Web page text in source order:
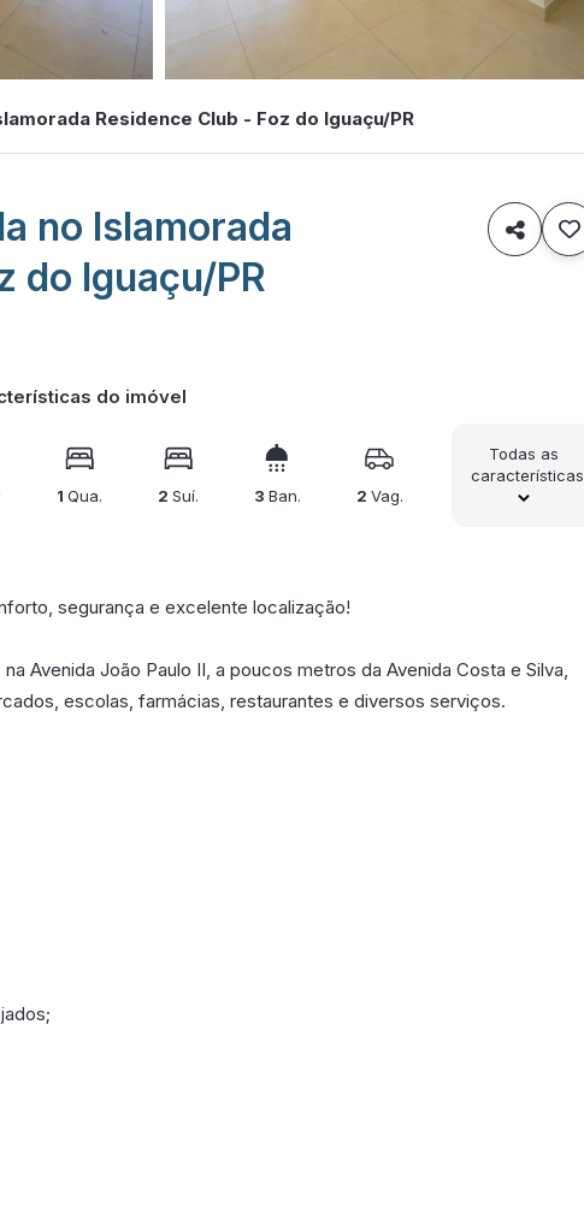
Residence Club - Foz do Iguaçu/PR
no Islamorada
do Iguaçu/PR

do imóvel
1 Qua. 2 Suí. 3 Ban. 2 Vag.
Todas as
características
segurança e excelente localização!
Avenida João Paulo II, a poucos metros da Avenida Costa e Silva,
escolas, farmácias, restaurantes e diversos serviços.